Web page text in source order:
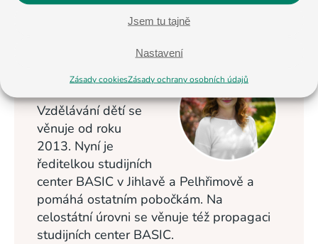
Jsem tu tajně
Nastavení
Zásady cookiesZásady ochrany osobních údajů
< Na všechny články
Masopustová
Vzdělávání dětí se
věnuje od roku
2013. Nyní je
ředitelkou studijních
center BASIC v Jihlavě a Pelhřimově a
pomáhá ostatním pobočkám. Na
celostátní úrovni se věnuje též propagaci
studijních center BASIC.